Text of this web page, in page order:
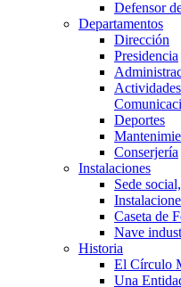
Defensor
Departamentos
Dirección
Presidencia
Deportes
Conserjería
Instalaciones
Sede
Caseta de
Nave
Historia
El Círculo
Una